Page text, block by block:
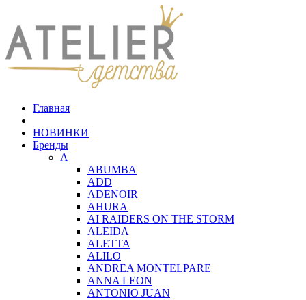
Главная
НОВИНКИ
Бренды
A
ABUMBA
ADD
ADENOIR
AHURA
AI RAIDERS ON THE STORM
ALEIDA
ALETTA
ALILO
ANDREA MONTELPARE
ANNA LEON
ANTONIO JUAN